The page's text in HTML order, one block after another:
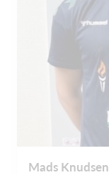
Mads Knudsen